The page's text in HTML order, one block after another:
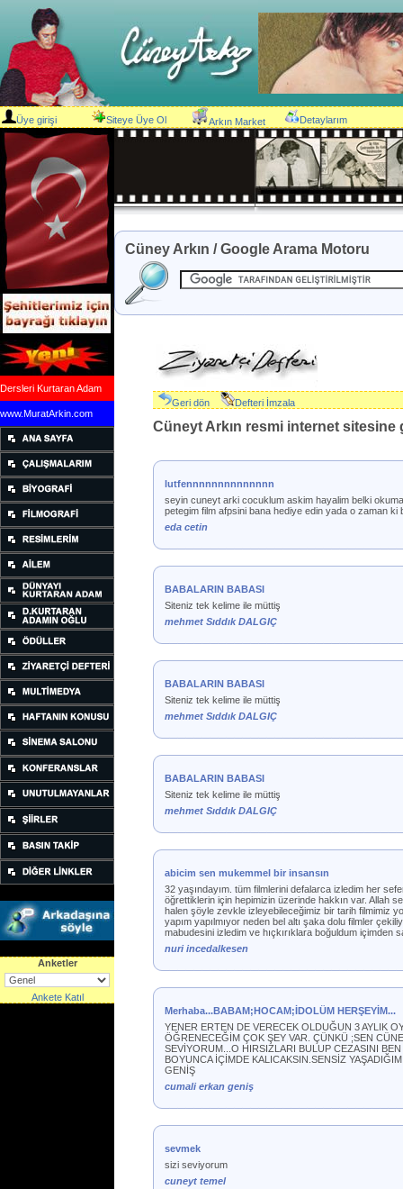
Üye girişi Siteye Üye Ol Arkın Market Detaylarım
Dersleri Kurtaran Adam
www.MuratArkin.com
Anketler
Ankete Katıl
Cüney Arkın / Google Arama Motoru
Geri dön Defteri İmzala
Cüneyt Arkın resmi internet
lutfennnnnnnnnnnnnn
seyin cuneyt arki cocuklum askim hayalim belki
petegim film afpsini bana hediye edin yada o zaman
eda cetin
BABALARIN BABASI
Siteniz tek kelime ile müttiş
mehmet Sıddık DALGIÇ
BABALARIN BABASI
Siteniz tek kelime ile müttiş
mehmet Sıddık DALGIÇ
BABALARIN BABASI
Siteniz tek kelime ile müttiş
mehmet Sıddık DALGIÇ
abicim sen mukemmel bir insansın
32 yaşındayım. tüm filmlerini defalarca izledim her
öğrettiklerin için hepimizin üzerinde hakkın var. Allah
halen şöyle zevkle izleyebileceğimiz bir tarih filmimiz
yapım yapılmıyor neden bel altı şaka dolu filmler
mabudesini izledim ve hıçkırıklara boğuldum
nuri incedalkesen
Merhaba...BABAM;HOCAM;İDOLÜM HERŞEYİM...
YENER ERTEN DE VERECEK OLDUĞUN 3 AYLIK
ÖĞRENECEĞİM ÇOK ŞEY VAR. ÇÜNKÜ ;SEN
SEVİYORUM...O HIRSIZLARI BULUP CEZASINI
BOYUNCA İÇİMDE KALICAKSIN.SENSİZ
GENİŞ
cumali erkan geniş
sevmek
sizi seviyorum
cuneyt temel